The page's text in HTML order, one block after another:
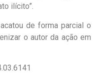
ilícito”.
de forma parcial o
o autor da ação em